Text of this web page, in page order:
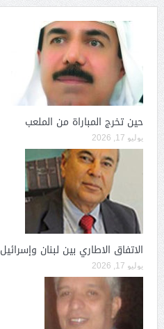
حين تخرج المباراة من الملعب
يوليو 17, 2026
الاتفاق الاطاري بين لبنان وإسرائيل
يوليو 17, 2026